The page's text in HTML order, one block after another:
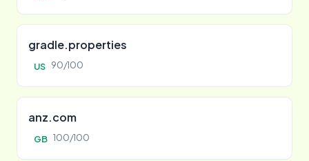
gradle.properties
US 90/100
anz.com
GB 100/100